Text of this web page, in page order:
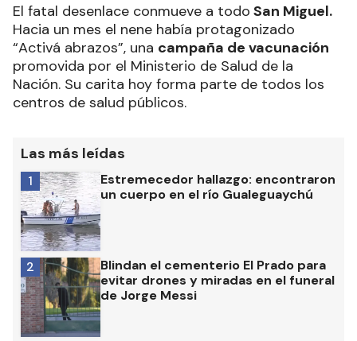
El fatal desenlace conmueve a todo San Miguel.
Hacia un mes el nene había protagonizado
“Activá abrazos”, una campaña de vacunación
promovida por el Ministerio de Salud de la
Nación. Su carita hoy forma parte de todos los
centros de salud públicos.
Las más leídas
Estremecedor hallazgo: encontraron
un cuerpo en el río Gualeguaychú
1
Blindan el cementerio El Prado para
evitar drones y miradas en el funeral
de Jorge Messi
2